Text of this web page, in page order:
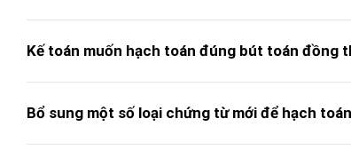
Kế toán muốn hạch toán đúng bút toán đồng
Bổ sung một số loại chứng từ mới để hạch